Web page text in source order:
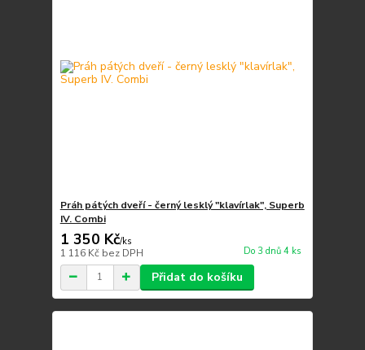
Práh pátých dveří - černý lesklý "klavírlak", Superb
IV. Combi
1 350 Kč/ks
1 116 Kč bez DPH Do 3 dnů 4 ks
Přidat do košíku